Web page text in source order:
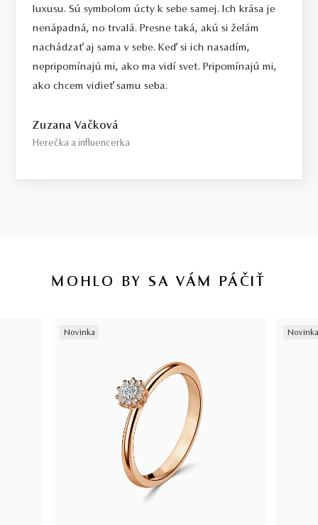
luxusu. Sú symbolom úcty k sebe samej. Ich krása je
nenápadná, no trvalá. Presne taká, akú si želám
nachádzať aj sama v sebe. Keď si ich nasadím,
nepripomínajú mi, ako ma vidí svet. Pripomínajú mi,
ako chcem vidieť samu seba.
Zuzana Vačková
Herečka a influencerka
MOHLO BY SA VÁM PÁČIŤ
Novinka Novinka